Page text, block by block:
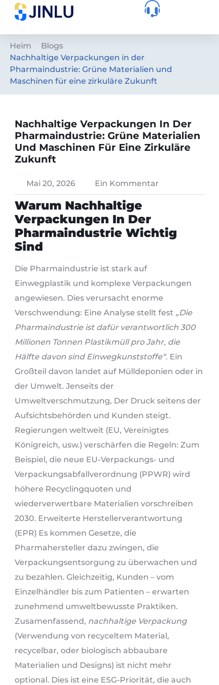
Heim
Blogs
Nachhaltige Verpackungen in der
Pharmaindustrie: Grüne Materialien und
Maschinen für eine zirkuläre Zukunft
Nachhaltige Verpackungen In Der
Pharmaindustrie: Grüne Materialien
Und Maschinen Für Eine Zirkuläre
Zukunft
Mai 20, 2026 Ein Kommentar
Warum Nachhaltige
Verpackungen In Der
Pharmaindustrie Wichtig
Sind
Die Pharmaindustrie ist stark auf
Einwegplastik und komplexe Verpackungen
angewiesen. Dies verursacht enorme
Verschwendung: Eine Analyse stellt fest „Die
Pharmaindustrie ist dafür verantwortlich 300
Millionen Tonnen Plastikmüll pro Jahr, die
Hälfte davon sind Einwegkunststoffe“. Ein
Großteil davon landet auf Mülldeponien oder in
der Umwelt. Jenseits der
Umweltverschmutzung, Der Druck seitens der
Aufsichtsbehörden und Kunden steigt.
Regierungen weltweit (EU, Vereinigtes
Königreich, usw.) verschärfen die Regeln: Zum
Beispiel, die neue EU-Verpackungs- und
Verpackungsabfallverordnung (PPWR) wird
höhere Recyclingquoten und
wiederverwertbare Materialien vorschreiben
2030. Erweiterte Herstellerverantwortung
(EPR) Es kommen Gesetze, die
Pharmahersteller dazu zwingen, die
Verpackungsentsorgung zu überwachen und
zu bezahlen. Gleichzeitig, Kunden – vom
Einzelhändler bis zum Patienten – erwarten
zunehmend umweltbewusste Praktiken.
Zusamenfassend, nachhaltige Verpackung
(Verwendung von recyceltem Material,
recycelbar, oder biologisch abbaubare
Materialien und Designs) ist nicht mehr
optional. Dies ist eine ESG-Priorität, die auch